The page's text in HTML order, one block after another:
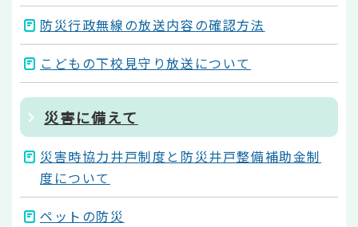
防災行政無線の放送内容の確認方法
こどもの下校見守り放送について
災害に備えて
災害時協力井戸制度と防災井戸整備補助金制
度について
ペットの防災